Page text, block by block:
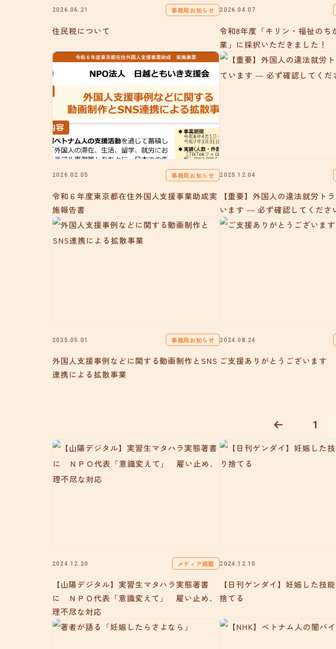
2026.06.21 事務局お知らせ
住民税について
2026.04.07
令和8年度「キリン・福祉のち
業」に採択いただきました！
2026.02.05 事務局お知らせ
令和６年度東京都在住外国人支援事業助成実
施報告書
2025.12.04
【重要】外国人の違法就労ト
います ― 必ず確認してくださ
2025.05.01 事務局お知らせ
外国人支援事例などに関する動画制作とSNS
連携による拡散事業
2024.08.24
ご支援ありがとうございます
1
2024.12.20 メディア掲載
【山陽デジタル】実習生マタハラ実態著書
に ＮＰＯ代表「意識変えて」 雇い止め、
理不尽な対応
2024.12.10
【日刊ゲンダイ】妊娠した技
捨てる